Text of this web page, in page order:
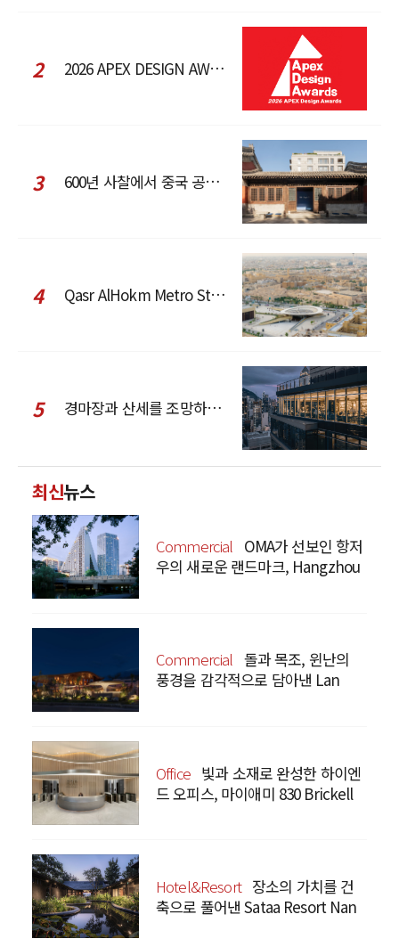
2 2026 APEX DESIGN AWARDS
3 600년 사찰에서 중국 공예와 현대 패션을 직조한 ZARA x Fanglu Lin Pop-Up
4 Qasr AlHokm Metro Station, 구도심과 현대 공공 인프라의 접점을 제안하다
5 경마장과 산세를 조망하는 CCD Hong Kong Creative Center
최신뉴스
Commercial OMA가 선보인 항저
우의 새로운 랜드마크, Hangzhou
Commercial 돌과 목조, 윈난의
풍경을 감각적으로 담아낸 Lan
Office 빛과 소재로 완성한 하이엔
드 오피스, 마이애미 830 Brickell
Hotel&Resort 장소의 가치를 건
축으로 풀어낸 Sataa Resort Nan